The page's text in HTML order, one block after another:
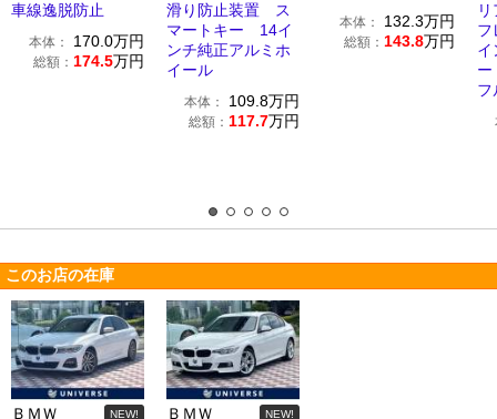
車線逸脱防止
本体： 170.0万円
総額： 174.5万円
滑り防止装置 ス
マートキー 14イ
ンチ純正アルミホ
イール
本体： 109.8万円
総額： 117.7万円
本体： 132.3万円
総額： 143.8万円
フ
このお店の在庫
ＢＭＷ NEW! ＢＭＷ NEW!